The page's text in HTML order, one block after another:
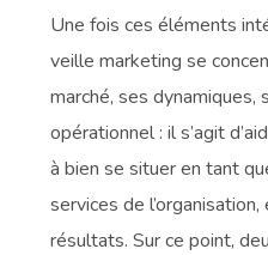
Une fois ces éléments
veille marketing se
marché, ses dynamiques,
opérationnel : il s’agit
à bien se situer en tant
services de
résultats. Sur ce point,